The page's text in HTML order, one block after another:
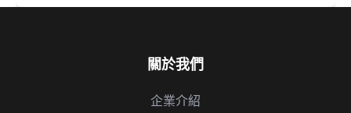
關於我們
企業介紹